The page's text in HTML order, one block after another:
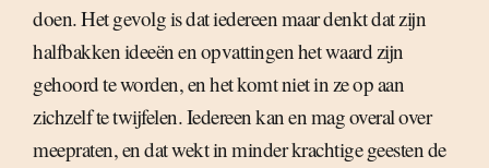
doen. Het gevolg is dat iedereen maar denkt dat zijn
halfbakken ideeën en opvattingen het waard zijn
gehoord te worden, en het komt niet in ze op aan
zichzelf te twijfelen. Iedereen kan en mag overal over
meepraten, en dat wekt in minder krachtige geesten de